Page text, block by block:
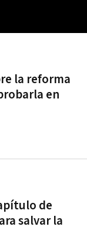
la reforma
en
de
salvar la